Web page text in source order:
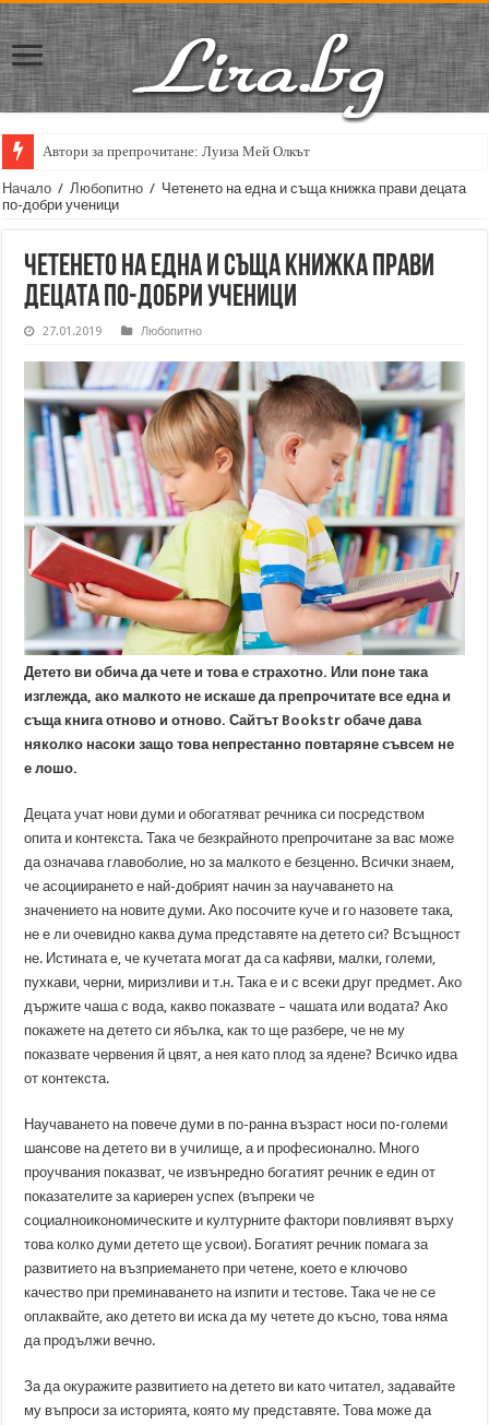
Автори за препрочитане: Луиза Мей Олкът
Начало / Любопитно / Четенето на една и съща книжка прави децата
по-добри ученици
Четенето на една и съща книжка прави
децата по-добри ученици
27.01.2019 Любопитно
Детето ви обича да чете и това е страхотно. Или поне така
изглежда, ако малкото не искаше да препрочитате все една и
съща книга отново и отново. Сайтът Bookstr обаче дава
няколко насоки защо това непрестанно повтаряне съвсем не
е лошо.
Децата учат нови думи и обогатяват речника си посредством
опита и контекста. Така че безкрайното препрочитане за вас може
да означава главоболие, но за малкото е безценно. Всички знаем,
че асоциирането е най-добрият начин за научаването на
значението на новите думи. Ако посочите куче и го назовете така,
не е ли очевидно каква дума представяте на детето си? Всъщност
не. Истината е, че кучетата могат да са кафяви, малки, големи,
пухкави, черни, миризливи и т.н. Така е и с всеки друг предмет. Ако
държите чаша с вода, какво показвате – чашата или водата? Ако
покажете на детето си ябълка, как то ще разбере, че не му
показвате червения й цвят, а нея като плод за ядене? Всичко идва
от контекста.
Научаването на повече думи в по-ранна възраст носи по-големи
шансове на детето ви в училище, а и професионално. Много
проучвания показват, че извънредно богатият речник е един от
показателите за кариерен успех (въпреки че
социалноикономическите и културните фактори повлиявят върху
това колко думи детето ще усвои). Богатият речник помага за
развитието на възприемането при четене, което е ключово
качество при преминаването на изпити и тестове. Така че не се
оплаквайте, ако детето ви иска да му четете до късно, това няма
да продължи вечно.
За да окуражите развитието на детето ви като читател, задавайте
му въпроси за историята, която му представяте. Това може да